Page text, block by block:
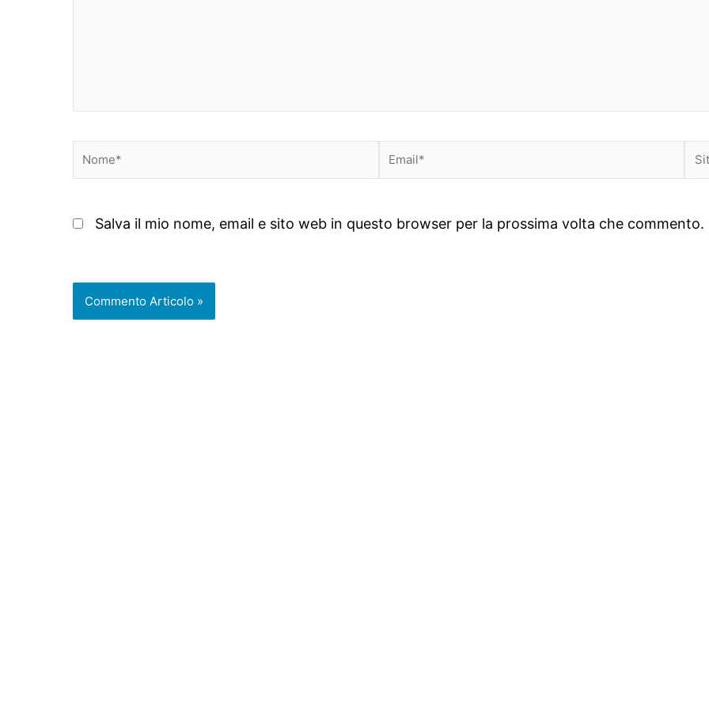
Nome* Email*
Salva il mio nome, email e sito web in questo browser per la prossima volta che commento.